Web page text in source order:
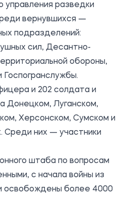
управления разведки
вернувшихся —
подразделений:
сил, Десантно-
обороны,
Госпогранслужбы.
и 202 солдата и
Донецком, Луганском,
Херсонском, Сумском и
Среди них — участники
штаба по вопросам
с начала войны из
освобождены более 4000